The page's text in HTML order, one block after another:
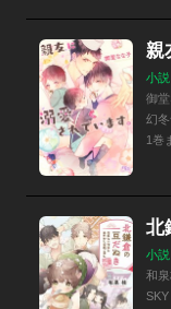
親
小
御堂
幻
1巻
小
和泉